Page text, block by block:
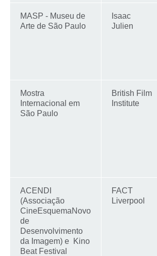
MASP - Museu de
Arte de São Paulo
Isaac
Julien
Mostra
Internacional em
São Paulo
British Film
Institute
ACENDI
(Associação
CineEsquemaNovo
de
Desenvolvimento
da Imagem) e Kino
Beat Festival
FACT
Liverpool